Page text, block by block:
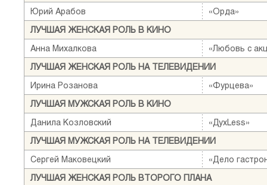
Юрий Арабов
«Орда»
ЛУЧШАЯ ЖЕНСКАЯ РОЛЬ В КИНО
Анна Михалкова
«Любовь с
ЛУЧШАЯ ЖЕНСКАЯ РОЛЬ НА ТЕЛЕВИДЕНИИ
Ирина Розанова
«Фурцева»
ЛУЧШАЯ МУЖСКАЯ РОЛЬ В КИНО
Данила Козловский
«ДухLess»
ЛУЧШАЯ МУЖСКАЯ РОЛЬ НА ТЕЛЕВИДЕНИИ
Сергей Маковецкий
«Дело
ЛУЧШАЯ ЖЕНСКАЯ РОЛЬ ВТОРОГО ПЛАНА